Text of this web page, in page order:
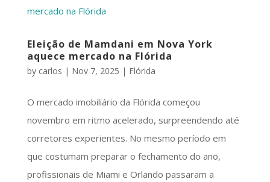
Eleição de Mamdani em Nova York
aquece mercado na Flórida
by carlos | Nov 7, 2025 | Flórida
O mercado imobiliário da Flórida começou
novembro em ritmo acelerado, surpreendendo até
corretores experientes. No mesmo período em
que costumam preparar o fechamento do ano,
profissionais de Miami e Orlando passaram a